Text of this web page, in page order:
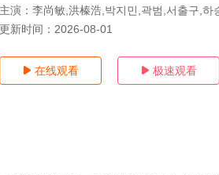
主演： 李尚敏,洪榛浩,박지민,곽범,서출구,하
更新时间： 2026-08-01
 在线观看  极速观看